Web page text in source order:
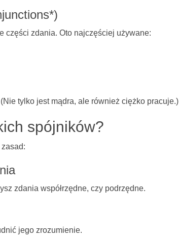
części zdania. Oto najczęściej używane:
tylko jest mądra, ale również ciężko pracuje.)
spójników?
zdania współrzędne, czy podrzędne.
jego zrozumienie.